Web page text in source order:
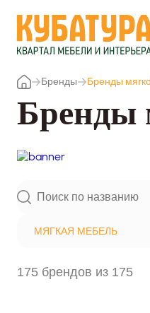
Бренды Бренды
Бренды
МЯГКАЯ МЕБЕЛЬ
175 брендов из 175